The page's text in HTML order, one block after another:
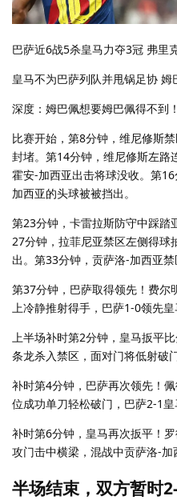
巴萨近6战5杀皇马力夺3冠 弗里
皇马不为巴萨列队并甩锅足协
深度：姆巴佩想要姆巴佩得不到
比赛开始，第8分钟，维尼修斯
封堵。第14分钟，维尼修斯左路
霍安-加西亚出击将球没收。第
加西亚的头球被被挡出。
第23分钟，卡雷拉斯防守中踩踏
27分钟，拉菲尼亚禁区左侧得球
出。第33分钟，贡萨洛-加西亚禁
第37分钟，巴萨取得领先！费尔
上冷静推射得手，巴萨1-0领先皇
上半场补时第2分钟，皇马扳平
条龙杀入禁区，面对门将低射破
补时第4分钟，巴萨再次领先！
位成功单刀轻松破门，巴萨2-1皇
补时第6分钟，皇马再次扳平！
攻门击中横梁，混战中贡萨洛-加
半场结束，双方暂时2-